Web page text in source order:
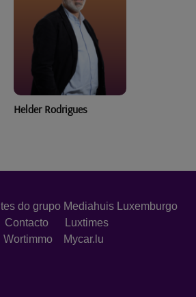
Henrique de Burgo
do grupo Mediahuis Luxemburgo
Contacto
Luxtimes
Wortimmo
Mycar.lu